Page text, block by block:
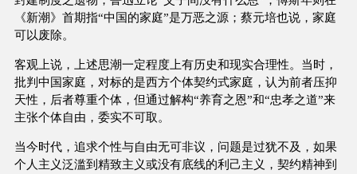
《新潮》首期指“中国的家庭”是万恶之源；蔡元培也说，家庭
可以废除。
客观上说，上述思潮一定程度上有历史和现实合理性。当时，
批判中国家庭，对标的是西方个体契约式家庭，认为前者压抑
天性，后者尊重个体，但通过解构“养育之恩”和“忠孝之道”来
主张个体自由，委实不可取。
当今时代，追求个性与自由无可非议，问题是过犹不及，如果
个人主义泛滥到精致主义或没有底线的利己主义，契约精神到